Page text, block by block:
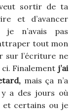
sortir de ta
et d’avancer
je n’avais pas
tout mon
sur l’écriture ne
Finalement j’ai
mais ça n’a
a des jours où
et certains ou je